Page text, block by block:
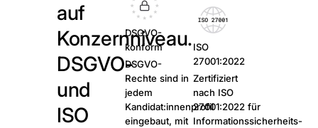
auf
Konzernniveau.
DSGVO-
und
ISO
DSGVO-
konform
DSGVO-
Rechte sind in
jedem
Kandidat:innenprofil
eingebaut, mit
ISO
27001:2022
Zertifiziert
nach ISO
27001:2022 für
Informationssicherheits-